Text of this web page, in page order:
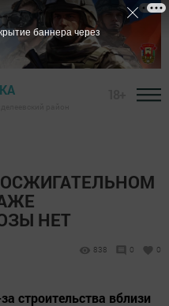
НЕТ
838 0 0
строительства вблизи
баннера через